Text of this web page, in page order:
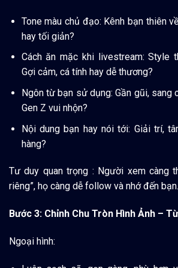
Tone màu chủ đạo: Kênh bạn thiên
hay tối giản?
Cách ăn mặc khi livestream: Style
Gợi cảm, cá tính hay dễ thương?
Ngôn từ bạn sử dụng: Gần gũi, sang
Gen Z vui nhộn?
Nội dung bạn hay nói tới: Giải trí,
hàng?
Tư duy quan trọng : Người xem càng
riêng”, họ càng dễ follow và nhớ đến bạn.
Bước 3: Chỉnh Chu Tròn Hình Ảnh –
Ngoại hình: